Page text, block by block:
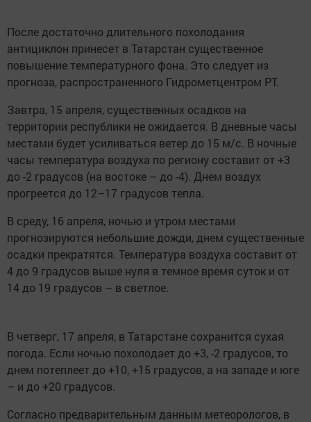
После достаточно длительного похолодания
антициклон принесет в Татарстан существенное
повышение температурного фона. Это следует из
прогноза, распространенного Гидрометцентром РТ.
Завтра, 15 апреля, существенных осадков на
территории республики не ожидается. В дневные часы
местами будет усиливаться ветер до 15 м/с. В ночные
часы температура воздуха по региону составит от +3
до -2 градусов (на востоке – до -4). Днем воздух
прогреется до 12–17 градусов тепла.
В среду, 16 апреля, ночью и утром местами
прогнозируются небольшие дожди, днем существенные
осадки прекратятся. Температура воздуха составит от
4 до 9 градусов выше нуля в темное время суток и от
14 до 19 градусов – в светлое.
В четверг, 17 апреля, в Татарстане сохранится сухая
погода. Если ночью похолодает до +3, -2 градусов, то
днем потеплеет до +10, +15 градусов, а на западе и юге
– и до +20 градусов.
Согласно предварительным данным метеорологов, в